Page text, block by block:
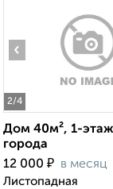
2/4
‹
Дом 40м², 1-
города
12 000 ₽ в месяц
Листопадная